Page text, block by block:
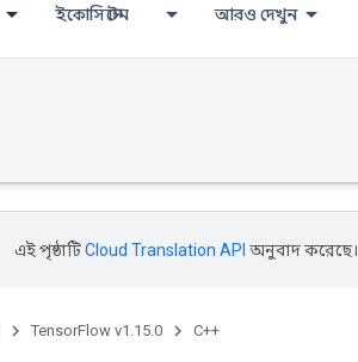
ইকোসিস্টেম আরও দেখুন
এই পৃষ্ঠাটিCloud Translation API অনুবাদ করেছে।
TensorFlow v1.15.0 C++